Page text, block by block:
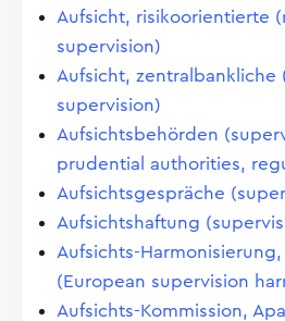
Aufsicht, risikoorientierte
supervision)
Aufsicht, zentralbankliche
supervision)
Aufsichtsbehörden
prudential authorities,
Aufsichtsgespräche
Aufsichtshaftung
Aufsichts-
(European supervision
Aufsichts-Kommission,